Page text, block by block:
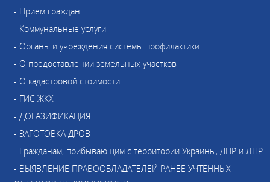
- Приём граждан
- Коммунальные услуги
- Органы и учреждения системы профилактики
- О предоставлении земельных участков
- О кадастровой стоимости
- ГИС ЖКХ
- ДОГАЗИФИКАЦИЯ
- ЗАГОТОВКА ДРОВ
- Гражданам, прибывающим с территории Украины, ДНР и ЛНР
- ВЫЯВЛЕНИЕ ПРАВООБЛАДАТЕЛЕЙ РАНЕЕ УЧТЕННЫХ